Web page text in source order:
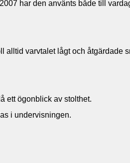
har den använts både till
varvtalet lågt och åtgärdade
ett ögonblick av stolthet.
i undervisningen.